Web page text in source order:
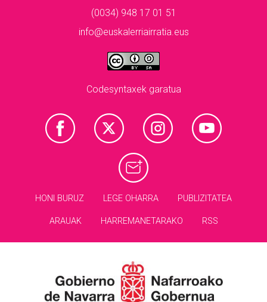
(0034) 948 17 01 51
info@euskalerriairratia.eus
Codesyntaxek garatua
HONI BURUZ LEGE OHARRA PUBLIZITATEA
ARAUAK HARREMANETARAKO RSS